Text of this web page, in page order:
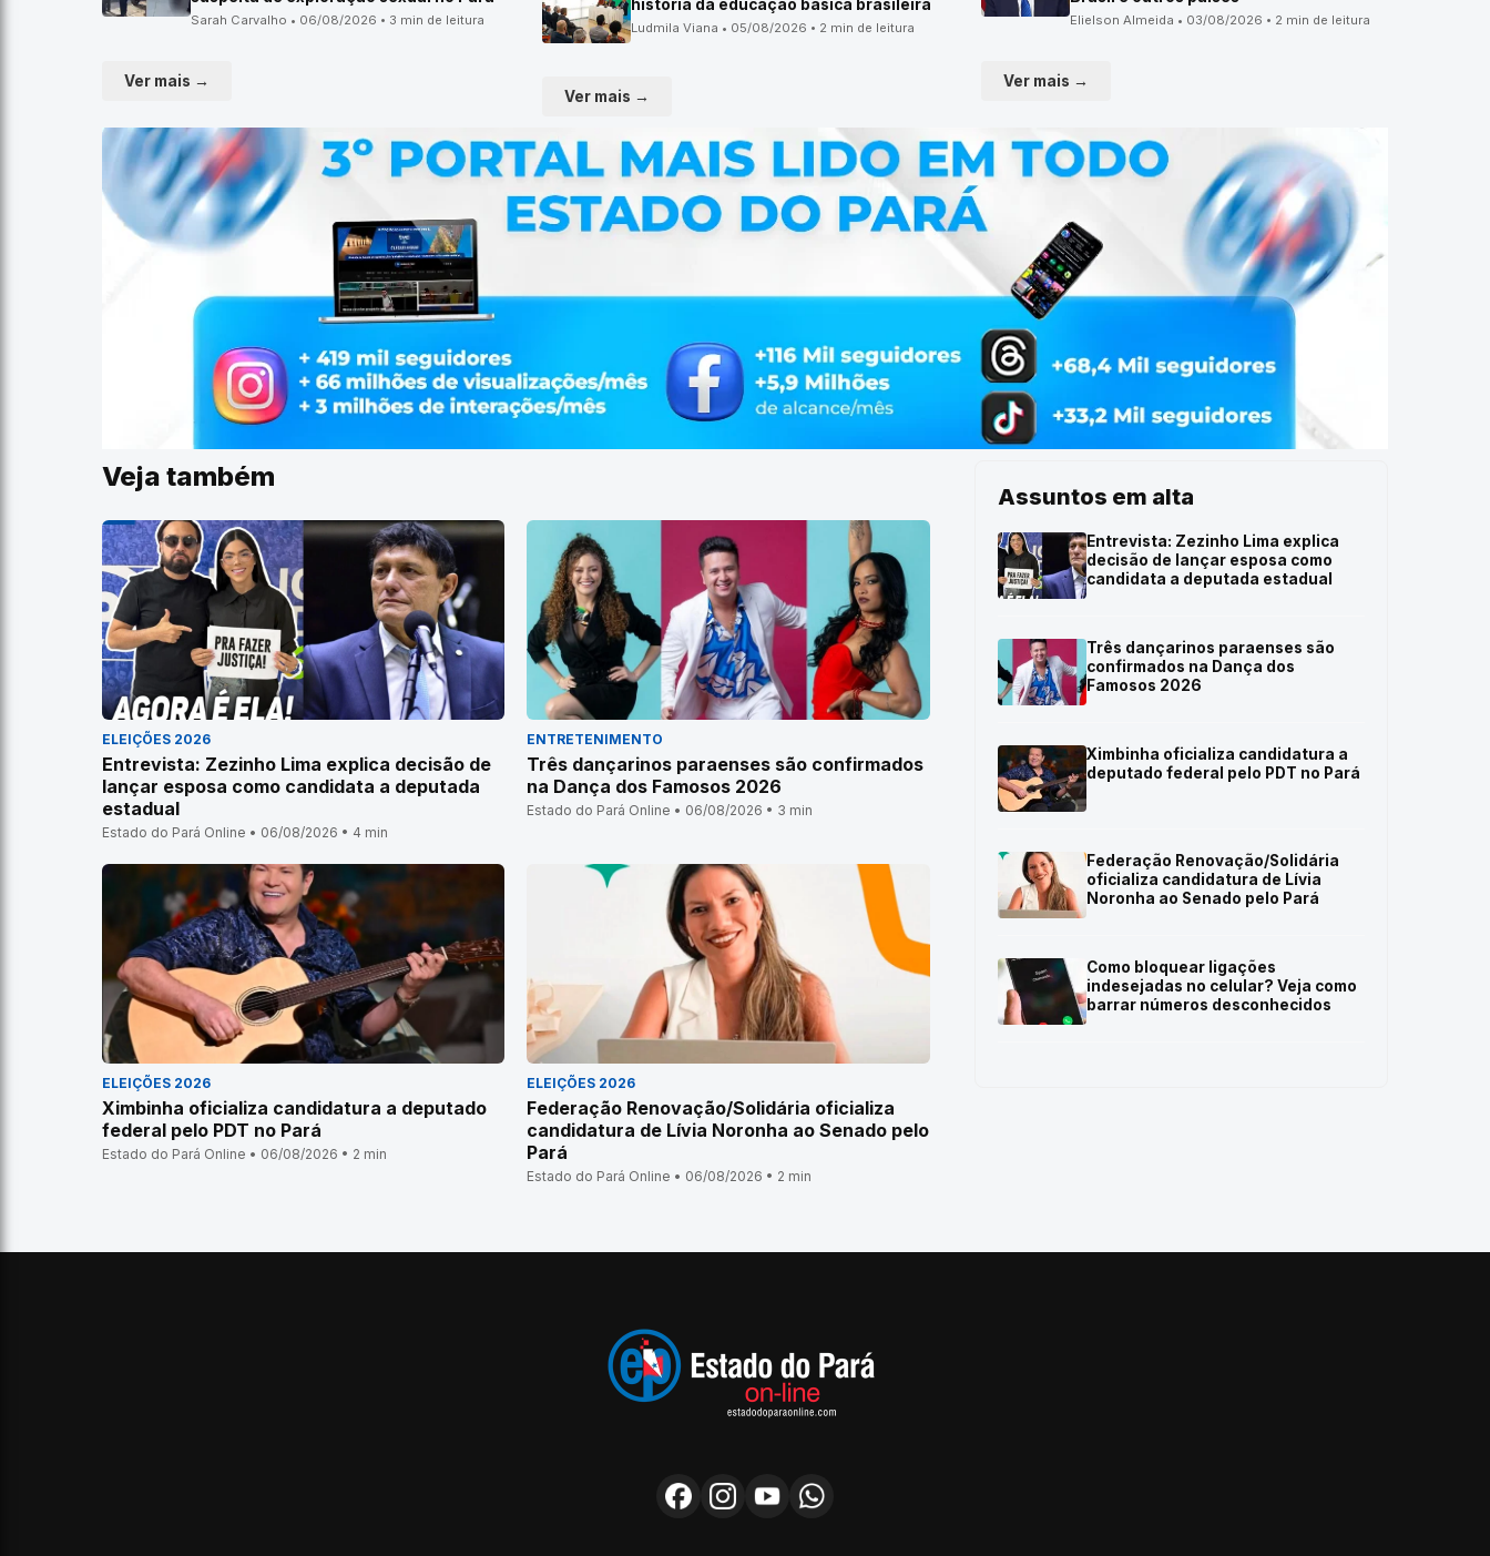
Sarah Carvalho • 06/08/2026 • 3 min de leitura
Ver mais →
história da educação básica brasileira
Ludmila Viana • 05/08/2026 • 2 min de leitura
Ver mais →
Elielson Almeida • 03/08/2026 • 2 min de leitura
Ver mais →
Veja também
ELEIÇÕES 2026
Entrevista: Zezinho Lima explica decisão de
lançar esposa como candidata a deputada
estadual
Estado do Pará Online • 06/08/2026 • 4 min
ENTRETENIMENTO
Três dançarinos paraenses são confirmados
na Dança dos Famosos 2026
Estado do Pará Online • 06/08/2026 • 3 min
ELEIÇÕES 2026
Ximbinha oficializa candidatura a deputado
federal pelo PDT no Pará
Estado do Pará Online • 06/08/2026 • 2 min
ELEIÇÕES 2026
Federação Renovação/Solidária oficializa
candidatura de Lívia Noronha ao Senado pelo
Pará
Estado do Pará Online • 06/08/2026 • 2 min
Assuntos em alta
Entrevista: Zezinho Lima explica
decisão de lançar esposa como
candidata a deputada estadual
Três dançarinos paraenses são
confirmados na Dança dos
Famosos 2026
Ximbinha oficializa candidatura a
deputado federal pelo PDT no Pará
Federação Renovação/Solidária
oficializa candidatura de Lívia
Noronha ao Senado pelo Pará
Como bloquear ligações
indesejadas no celular? Veja como
barrar números desconhecidos